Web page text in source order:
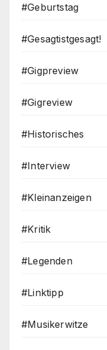
#Geburtstag
#Gesagtistgesagt!
#Gigpreview
#Gigreview
#Historisches
#Interview
#Kleinanzeigen
#Kritik
#Legenden
#Linktipp
#Musikerwitze